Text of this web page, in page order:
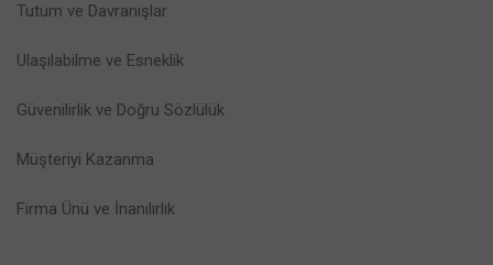
Tutum ve Davranışlar
Ulaşılabilme ve Esneklik
Güvenilirlik ve Doğru Sözlülük
Müşteriyi Kazanma
Firma Ünü ve İnanılırlık